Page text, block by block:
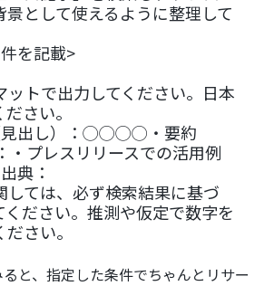
景として使えるように整理して
を記載>
ットで出力してください。日本
さい。
見出し）：◯◯◯◯・要約
・プレスリリースでの活用例
典：
しては、必ず検索結果に基づ
ください。推測や仮定で数字を
さい。
と、指定した条件でちゃんとリサー